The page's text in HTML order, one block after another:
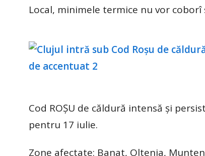
Local, minimele termice nu vor
Cod ROȘU de căldură intensă și
pentru 17 iulie.
Zone afectate: Banat, Oltenia,